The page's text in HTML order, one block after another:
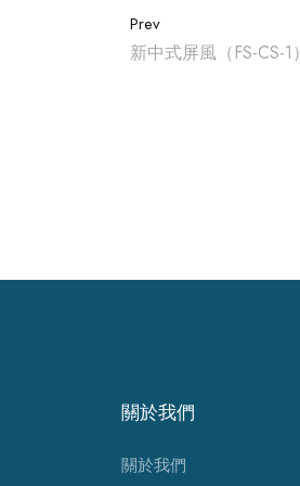
Prev
新中式屏風（FS-CS-1）
關於我們
關於我們